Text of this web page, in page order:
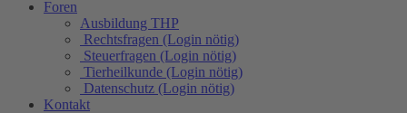
Foren
Ausbildung THP
Rechtsfragen (Login nötig)
Steuerfragen (Login nötig)
Tierheilkunde (Login nötig)
Datenschutz (Login nötig)
Kontakt